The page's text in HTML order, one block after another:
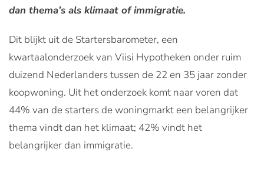
dan thema’s als klimaat of immigratie.
Dit blijkt uit de Startersbarometer, een
kwartaalonderzoek van Viisi Hypotheken onder ruim
duizend Nederlanders tussen de 22 en 35 jaar zonder
koopwoning. Uit het onderzoek komt naar voren dat
44% van de starters de woningmarkt een belangrijker
thema vindt dan het klimaat; 42% vindt het
belangrijker dan immigratie.